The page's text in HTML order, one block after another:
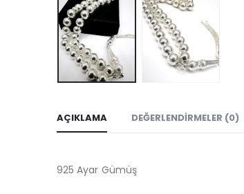
AÇIKLAMA DEĞERLENDIRMELER (0)
925 Ayar Gümüş